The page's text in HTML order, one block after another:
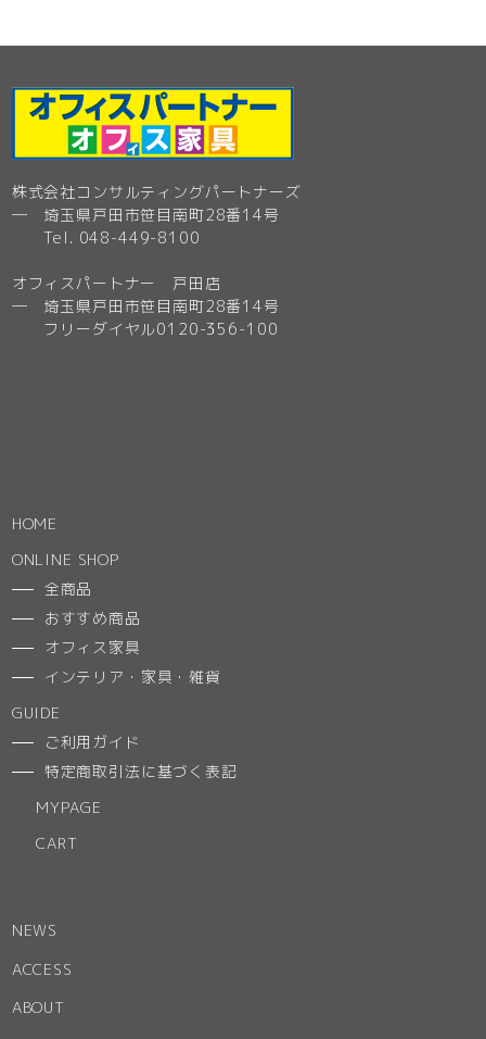
株式会社コンサルティングパートナーズ
─ 埼玉県戸田市笹目南町28番14号
Tel. 048-449-8100
オフィスパートナー 戸田店
─ 埼玉県戸田市笹目南町28番14号
フリーダイヤル0120-356-100
HOME
ONLINE SHOP
全商品
おすすめ商品
オフィス家具
インテリア・家具・雑貨
GUIDE
ご利用ガイド
特定商取引法に基づく表記
MYPAGE
CART
NEWS
ACCESS
ABOUT